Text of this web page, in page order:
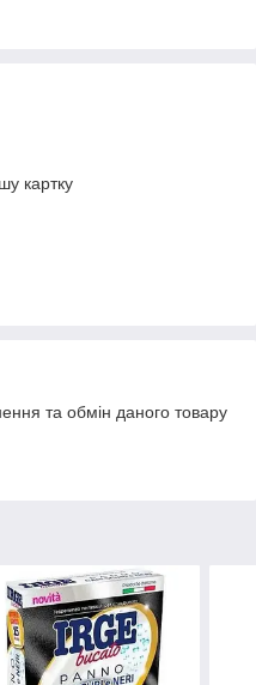
картку
та обмін даного товару